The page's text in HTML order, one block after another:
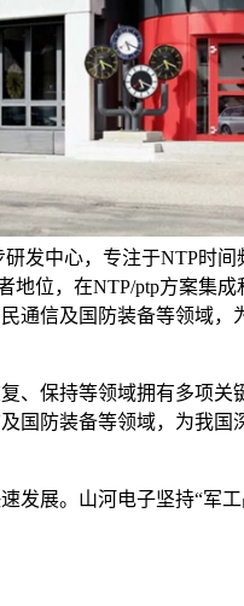
发中心，专注于NTP时间
位，在NTP/ptp方案集
通信及国防装备等领域
、保持等领域拥有多项
国防装备等领域，为我
展。山河电子坚持“军